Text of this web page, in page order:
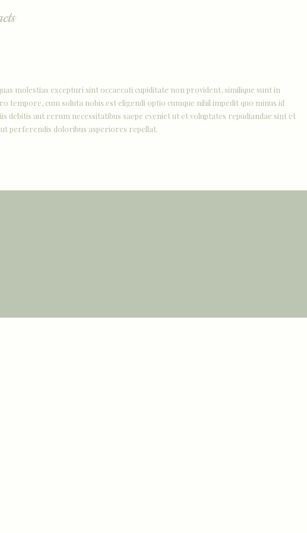
molestias excepturi sint occaecati cupiditate non provident, similique sunt in
cum soluta nobis est eligendi optio cumque nihil impedit quo minus id
debitis aut rerum necessitatibus saepe eveniet ut et voluptates repudiandae sint et
perferendis doloribus asperiores repellat.